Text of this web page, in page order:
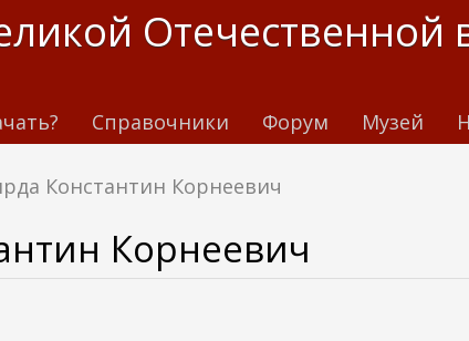
Отечественной
Справочники Форум Музей
Константин Корнеевич
Корнеевич